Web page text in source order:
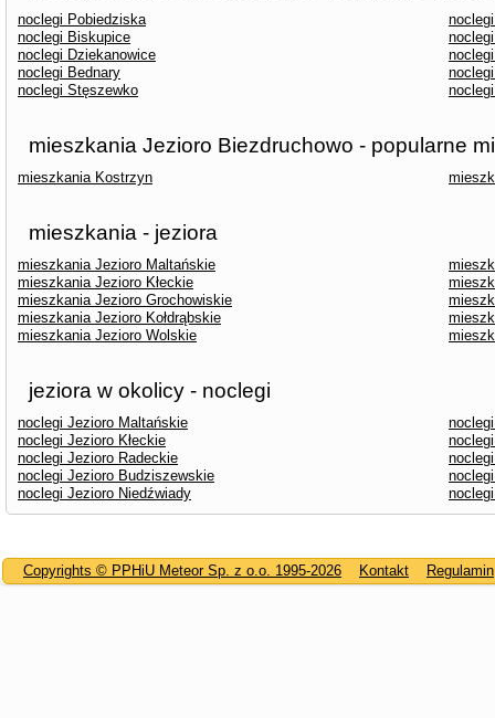
noclegi Pobiedziska
noclegi Biskupice
noclegi Dziekanowice
noclegi Bednary
noclegi Stęszewko
mieszkania Jezioro Biezdruchowo - popularne
mieszkania Kostrzyn
mieszkania - jeziora
mieszkania Jezioro Maltańskie
mieszkania Jezioro Kłeckie
mieszkania Jezioro Grochowiskie
mieszkania Jezioro Kołdrąbskie
mieszkania Jezioro Wolskie
jeziora w okolicy - noclegi
noclegi Jezioro Maltańskie
noclegi Jezioro Kłeckie
noclegi Jezioro Radeckie
noclegi Jezioro Budziszewskie
noclegi Jezioro Niedźwiady
Copyrights © PPHiU Meteor Sp. z o.o. 1995-2026 Kontakt Regulamin